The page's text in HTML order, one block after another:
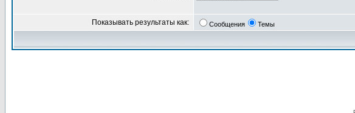
Показывать результаты как: Сообщения Темы